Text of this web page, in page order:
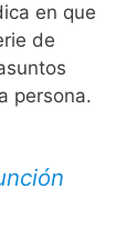
en que
de
persona.